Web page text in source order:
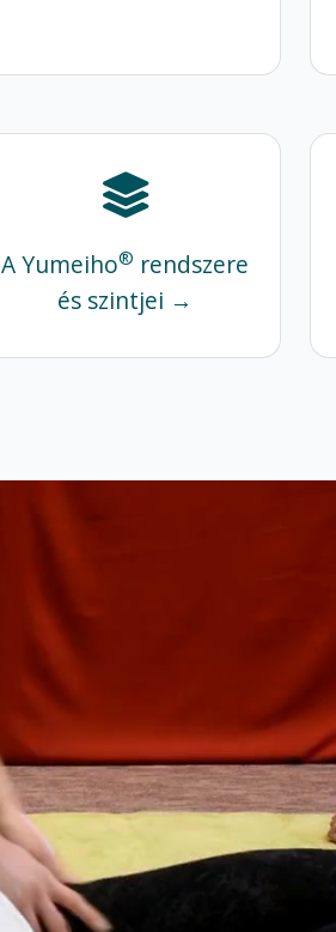
A Yumeiho® rendszere
és szintjei →